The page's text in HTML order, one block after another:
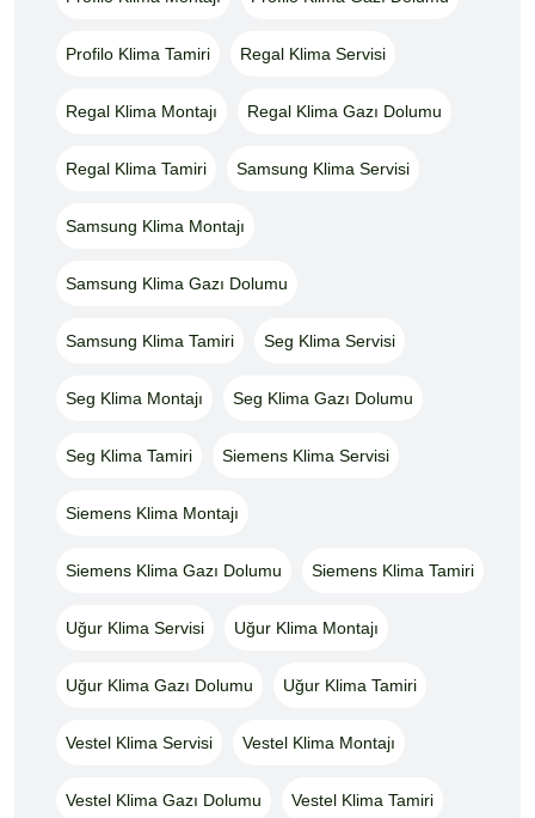
Profilo Klima Tamiri Regal Klima Servisi
Regal Klima Montajı Regal Klima Gazı Dolumu
Regal Klima Tamiri Samsung Klima Servisi
Samsung Klima Montajı
Samsung Klima Gazı Dolumu
Samsung Klima Tamiri Seg Klima Servisi
Seg Klima Montajı Seg Klima Gazı Dolumu
Seg Klima Tamiri Siemens Klima Servisi
Siemens Klima Montajı
Siemens Klima Gazı Dolumu Siemens Klima Tamiri
Uğur Klima Servisi Uğur Klima Montajı
Uğur Klima Gazı Dolumu Uğur Klima Tamiri
Vestel Klima Servisi Vestel Klima Montajı
Vestel Klima Gazı Dolumu Vestel Klima Tamiri